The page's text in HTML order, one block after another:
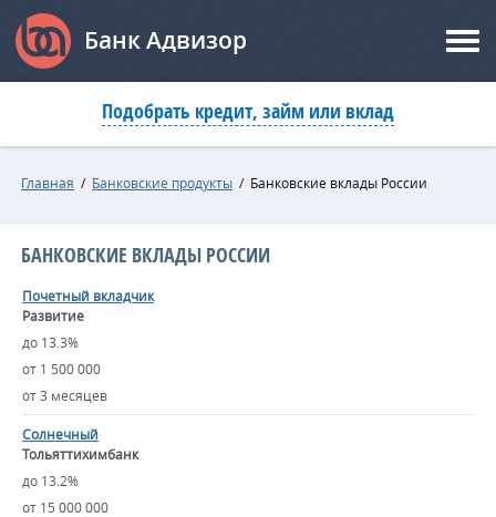
Банк Адвизор
Подобрать кредит, займ или вклад
Главная / Банковские продукты / Банковские вклады России
БАНКОВСКИЕ ВКЛАДЫ РОССИИ
Почетный вкладчик
Развитие
до 13.3%
от 1 500 000
от 3 месяцев
Солнечный
Тольяттихимбанк
до 13.2%
от 15 000 000